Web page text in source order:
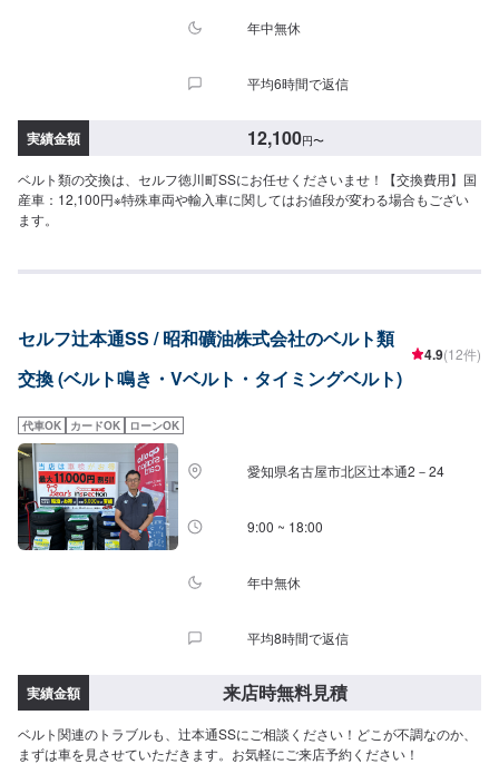
年中無休
平均6時間で返信
実績金額 12,100円〜
ベルト類の交換は、セルフ徳川町SSにお任せくださいませ！【交換費用】国
産車：12,100円※特殊車両や輸入車に関してはお値段が変わる場合もござい
ます。
セルフ辻本通SS / 昭和礦油株式会社のベルト類
交換 (ベルト鳴き・Vベルト・タイミングベルト)
4.9(12件)
代車OK カードOK ローンOK
愛知県名古屋市北区辻本通2－24
9:00 ~ 18:00
年中無休
平均8時間で返信
実績金額 来店時無料見積
ベルト関連のトラブルも、辻本通SSにご相談ください！どこが不調なのか、
まずは車を見させていただきます。お気軽にご来店予約ください！